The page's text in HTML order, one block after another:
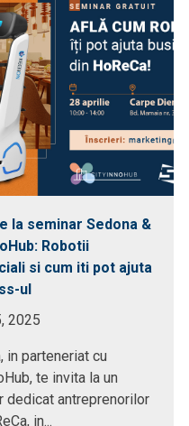
la seminar Sedona &
Robotii
si cum iti pot ajuta
ul
2025
in parteneriat cu
te invita la un
dedicat antreprenorilor
in...